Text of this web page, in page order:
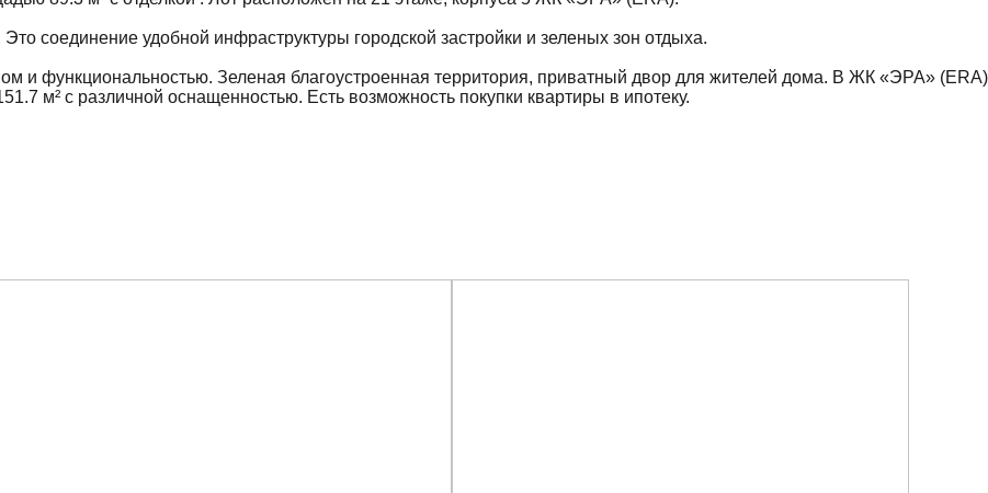
соединение удобной инфраструктуры городской застройки и зеленых зон отдыха.
и функциональностью. Зеленая благоустроенная территория, приватный двор для жителей дома. В ЖК «ЭРА» (ERA)
м² с различной оснащенностью. Есть возможность покупки квартиры в ипотеку.